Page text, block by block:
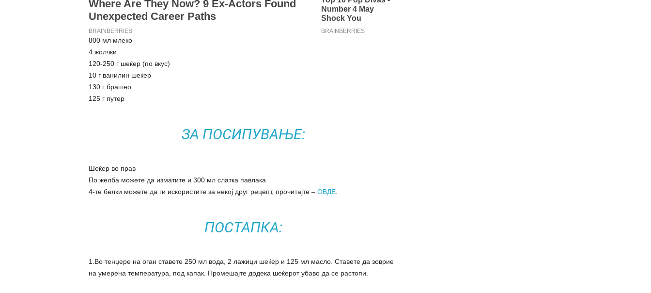
800 мл млеко
4 жолчки
120-250 г шеќер (по вкус)
10 г ванилин шеќер
130 г брашно
125 г путер
ЗА ПОСИПУВАЊЕ:
Шеќер во прав
По желба можете да изматите и 300 мл слатка павлака
4-те белки можете да ги искористите за некој друг рецепт, прочитајте – ОВДЕ.
ПОСТАПКА:
1.Во тенџере на оган ставете 250 мл вода, 2 лажици шеќер и 125 мл масло. Ставете да зоврие
на умерена температура, под капак. Промешајте додека шеќерот убаво да се растопи.